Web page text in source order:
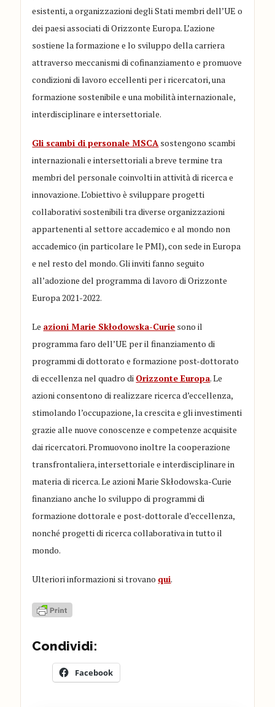
esistenti, a organizzazioni degli Stati membri dell’UE o
dei paesi associati di Orizzonte Europa. L’azione
sostiene la formazione e lo sviluppo della carriera
attraverso meccanismi di cofinanziamento e promuove
condizioni di lavoro eccellenti per i ricercatori, una
formazione sostenibile e una mobilità internazionale,
interdisciplinare e intersettoriale.
Gli scambi di personale MSCAsostengono scambi
internazionali e intersettoriali a breve termine tra
membri del personale coinvolti in attività di ricerca e
innovazione. L’obiettivo è sviluppare progetti
collaborativi sostenibili tra diverse organizzazioni
appartenenti al settore accademico e al mondo non
accademico (in particolare le PMI), con sede in Europa
e nel resto del mondo. Gli inviti fanno seguito
all’adozione del programma di lavoro di Orizzonte
Europa 2021-2022.
Le azioni Marie Skłodowska-Curie sono il
programma faro dell’UE per il finanziamento di
programmi di dottorato e formazione post-dottorato
di eccellenza nel quadro di Orizzonte Europa. Le
azioni consentono di realizzare ricerca d’eccellenza,
stimolando l’occupazione, la crescita e gli investimenti
grazie alle nuove conoscenze e competenze acquisite
dai ricercatori. Promuovono inoltre la cooperazione
transfrontaliera, intersettoriale e interdisciplinare in
materia di ricerca. Le azioni Marie Skłodowska-Curie
finanziano anche lo sviluppo di programmi di
formazione dottorale e post-dottorale d’eccellenza,
nonché progetti di ricerca collaborativa in tutto il
mondo.
Ulteriori informazioni si trovano qui.
Condividi:
Facebook